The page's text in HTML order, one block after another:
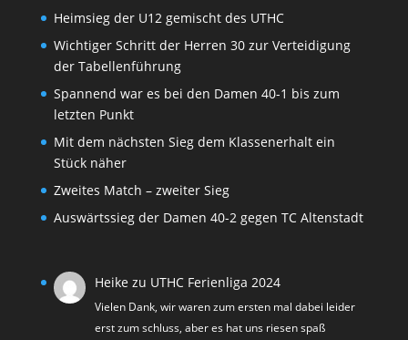
Heimsieg der U12 gemischt des UTHC
Wichtiger Schritt der Herren 30 zur Verteidigung
der Tabellenführung
Spannend war es bei den Damen 40-1 bis zum
letzten Punkt
Mit dem nächsten Sieg dem Klassenerhalt ein
Stück näher
Zweites Match – zweiter Sieg
Auswärtssieg der Damen 40-2 gegen TC Altenstadt
Heike zu UTHC Ferienliga 2024
Vielen Dank, wir waren zum ersten mal dabei leider
erst zum schluss, aber es hat uns riesen spaß